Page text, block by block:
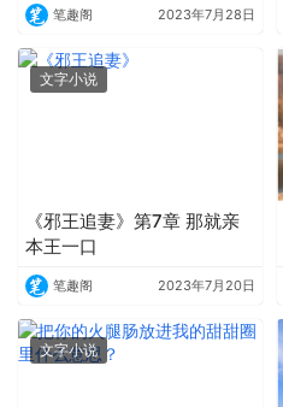
笔趣阁 2023年7月28日
文字小说
《邪王追妻》第7章 那就亲
本王一口
笔趣阁 2023年7月20日
文字小说